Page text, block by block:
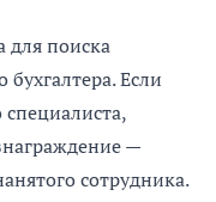
для поиска
Если
—
сотрудника.